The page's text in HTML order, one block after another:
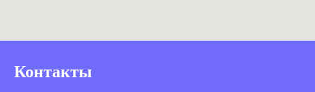
Контакты